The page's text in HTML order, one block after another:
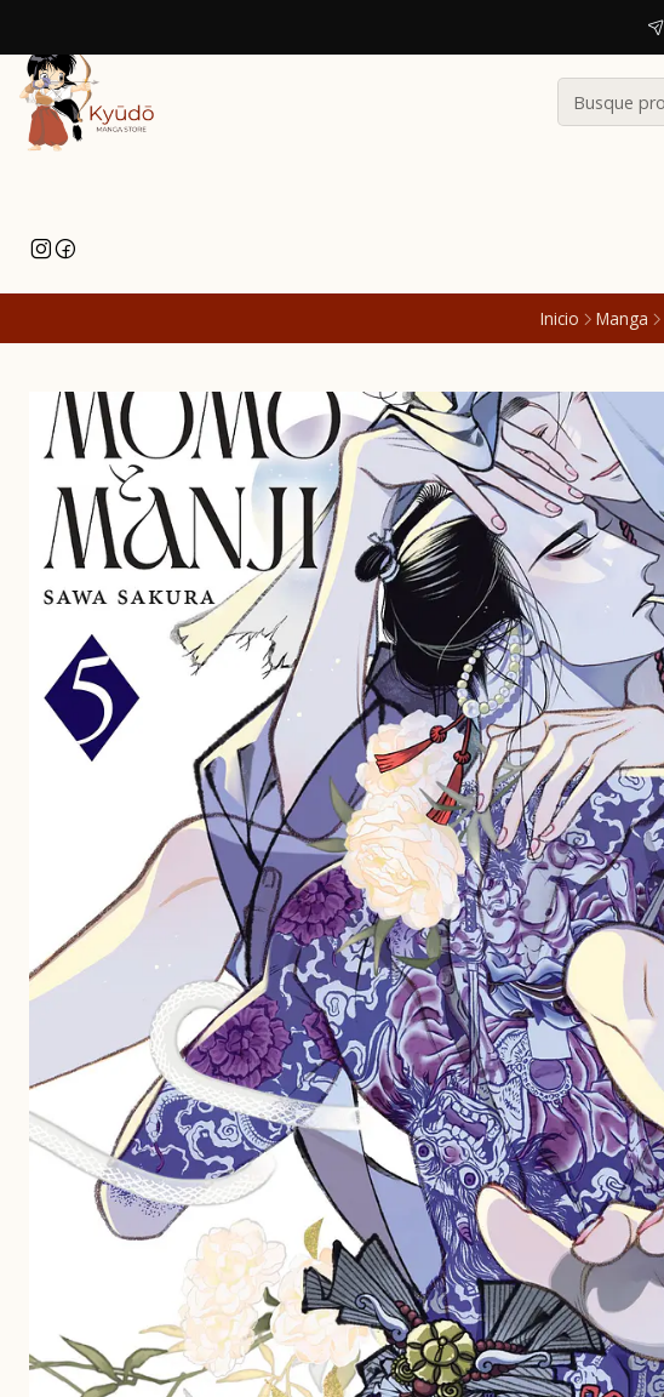
Inicio Manga